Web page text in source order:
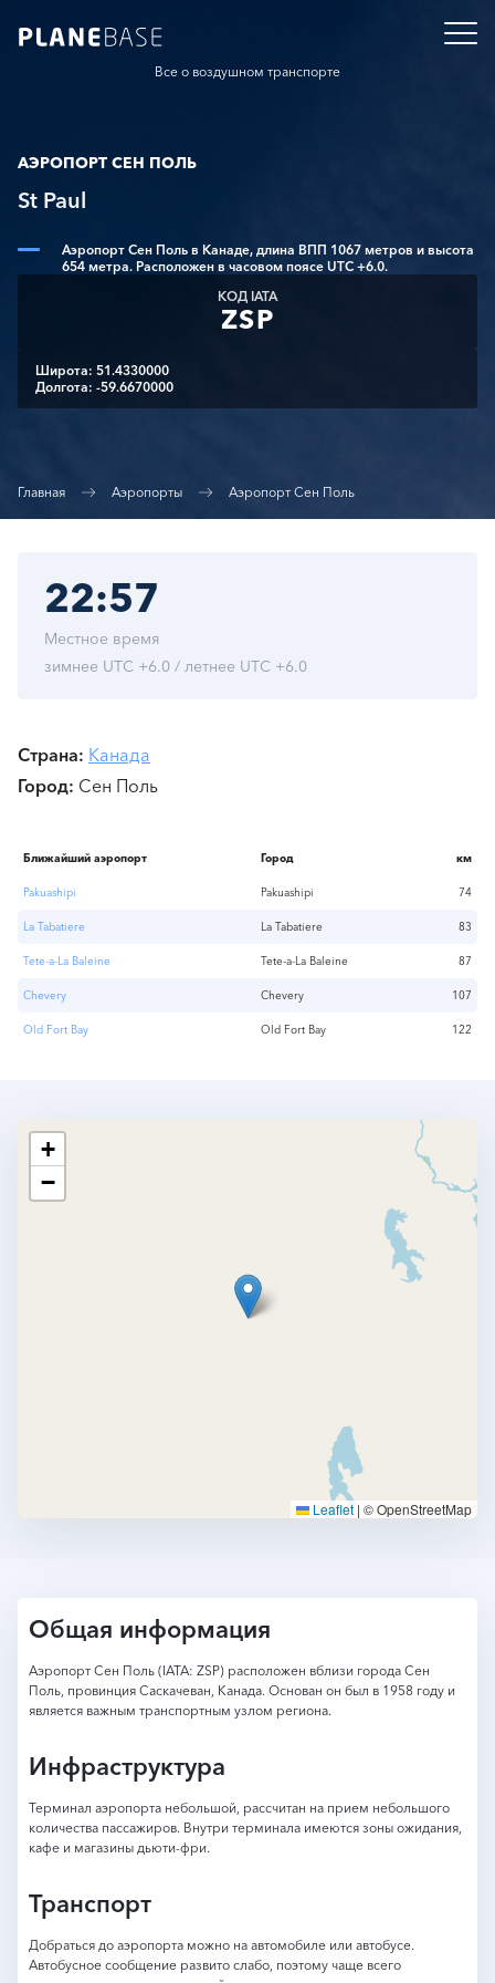
Все о воздушном транспорте
АЭРОПОРТ СЕН ПОЛЬ
St Paul
Аэропорт Сен Поль в Канаде, длина ВПП 1067 метров и высота
654 метра. Расположен в часовом поясе UTC +6.0.
КОД IATA
ZSP
Широта: 51.4330000
Долгота: -59.6670000
Главная Аэропорты Аэропорт Сен Поль
22:57
Местное время
зимнее UTC +6.0 / летнее UTC +6.0
Страна Канада
Город Сен Поль
Ближайший аэропорт Город км
Pakuashipi Pakuashipi 74
La Tabatiere La Tabatiere 83
Tete-a-La Baleine Tete-a-La Baleine 87
Chevery Chevery 107
Old Fort Bay Old Fort Bay 122
+
−
Leaflet | © OpenStreetMap
Общая информация
Аэропорт Сен Поль (IATA: ZSP) расположен вблизи города Сен
Поль, провинция Саскачеван, Канада. Основан он был в 1958 году и
является важным транспортным узлом региона.
Инфраструктура
Терминал аэропорта небольшой, рассчитан на прием небольшого
количества пассажиров. Внутри терминала имеются зоны ожидания,
кафе и магазины дьюти-фри.
Транспорт
Добраться до аэропорта можно на автомобиле или автобусе.
Автобусное сообщение развито слабо, поэтому чаще всего